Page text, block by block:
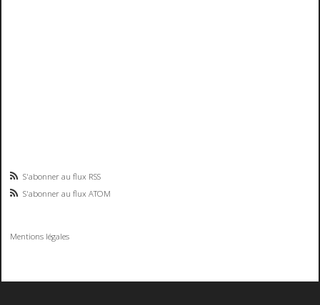
S'abonner au flux RSS
S'abonner au flux ATOM
Mentions légales